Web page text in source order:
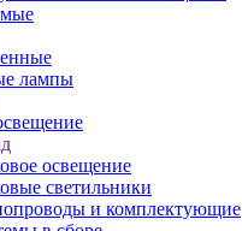
лампы
освещение
светильники
и комплектующие